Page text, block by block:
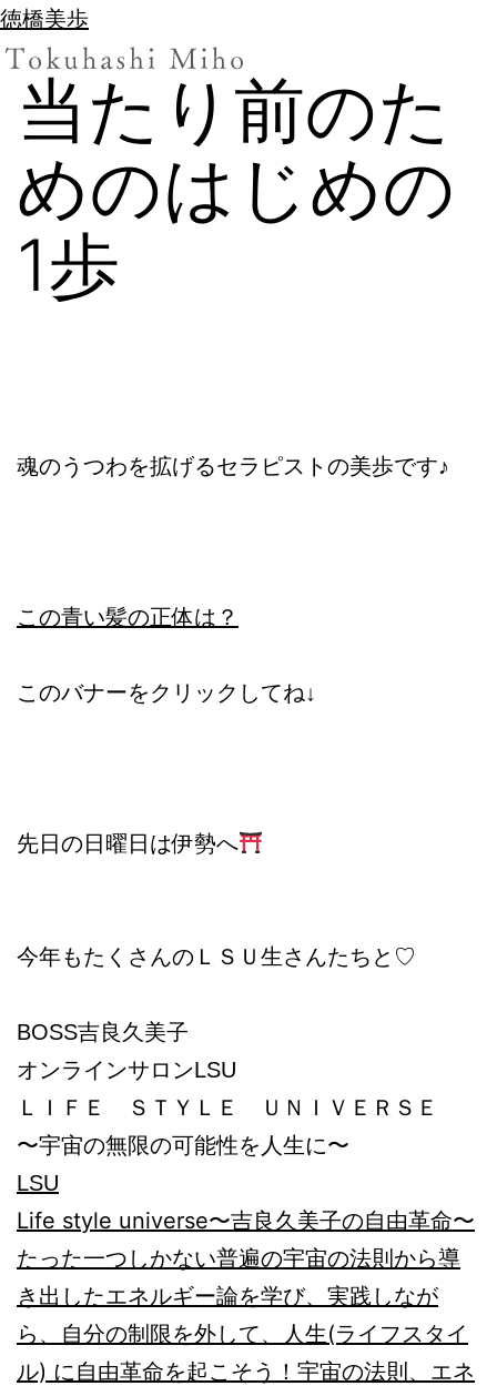
徳橋美歩
当たり前のた
めのはじめの
1歩
魂のうつわを拡げるセラピストの美歩です♪
この青い髪の正体は？
このバナーをクリックしてね↓
先日の日曜日は伊勢へ
今年もたくさんのＬＳＵ生さんたちと♡
BOSS吉良久美子
オンラインサロンLSU
ＬＩＦＥ ＳＴＹＬＥ ＵＮＩＶＥＲＳＥ
〜宇宙の無限の可能性を人生に〜
LSU
Life style universe〜吉良久美子の自由革命〜
たった一つしかない普遍の宇宙の法則から導
き出したエネルギー論を学び、実践しなが
ら、自分の制限を外して、人生(ライフスタイ
ル) に自由革命を起こそう！宇宙の法則、エネ